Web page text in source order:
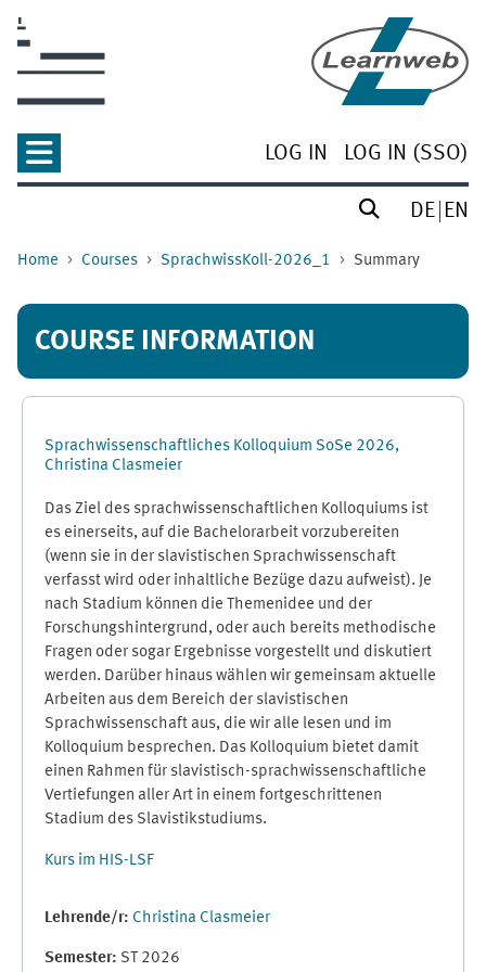
LOG IN LOG IN (SSO)
DE EN
Home Courses SprachwissKoll-2026_1 Summary
COURSE INFORMATION
Sprachwissenschaftliches Kolloquium SoSe 2026,
Christina Clasmeier
Das Ziel des sprachwissenschaftlichen Kolloquiums ist
es einerseits, auf die Bachelorarbeit vorzubereiten
(wenn sie in der slavistischen Sprachwissenschaft
verfasst wird oder inhaltliche Bezüge dazu aufweist). Je
nach Stadium können die Themenidee und der
Forschungshintergrund, oder auch bereits methodische
Fragen oder sogar Ergebnisse vorgestellt und diskutiert
werden. Darüber hinaus wählen wir gemeinsam aktuelle
Arbeiten aus dem Bereich der slavistischen
Sprachwissenschaft aus, die wir alle lesen und im
Kolloquium besprechen. Das Kolloquium bietet damit
einen Rahmen für slavistisch-sprachwissenschaftliche
Vertiefungen aller Art in einem fortgeschrittenen
Stadium des Slavistikstudiums.
Kurs im HIS-LSF
Lehrende/r: Christina Clasmeier
Semester: ST 2026